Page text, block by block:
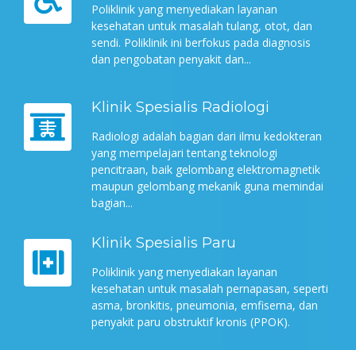
Poliklinik yang menyediakan layanan
kesehatan untuk masalah tulang, otot, dan
sendi. Poliklinik ini berfokus pada diagnosis
dan pengobatan penyakit dan...
Klinik Spesialis Radiologi
Radiologi adalah bagian dari ilmu kedokteran
yang mempelajari tentang teknologi
pencitraan, baik gelombang elektromagnetik
maupun gelombang mekanik guna memindai
bagian...
Klinik Spesialis Paru
Poliklinik yang menyediakan layanan
kesehatan untuk masalah pernapasan, seperti
asma, bronkitis, pneumonia, emfisema, dan
penyakit paru obstruktif kronis (PPOK).